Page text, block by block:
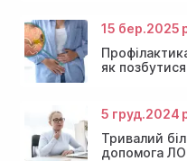
15 бер.2025
як
5 груд.2024
Тривалий
допомога